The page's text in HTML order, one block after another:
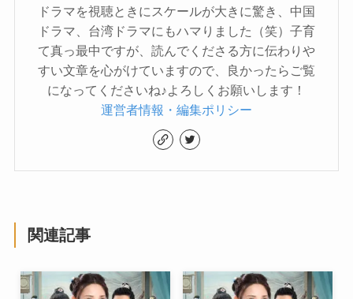
ドラマを視聴ときにスケールが大きに驚き、中国
ドラマ、台湾ドラマにもハマりました（笑）子育
て真っ最中ですが、読んでくださる方に伝わりや
すい文章を心がけていますので、良かったらご覧
になってくださいね♪よろしくお願いします！
運営者情報・編集ポリシー
関連記事